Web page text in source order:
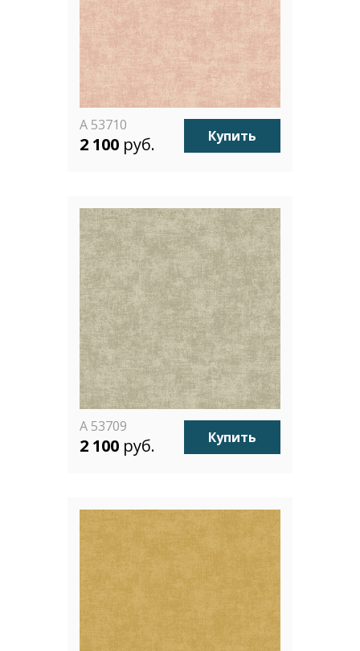
A 53710
2 100 руб. Купить
A 53709
2 100 руб. Купить